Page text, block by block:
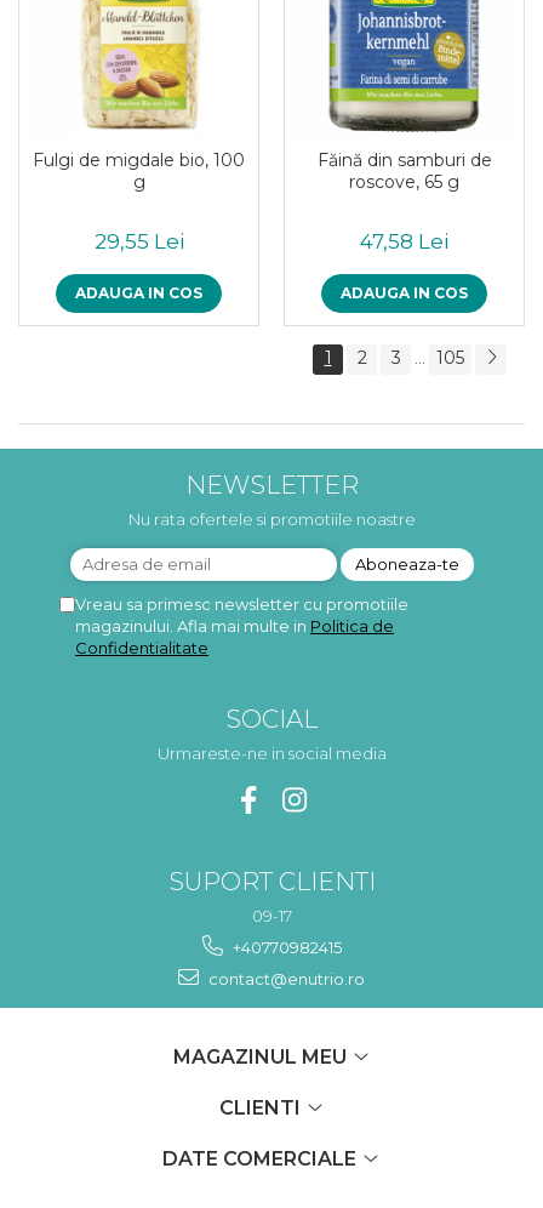
Fulgi de migdale bio, 100
g
29,55 Lei
ADAUGA IN COS
Făină din samburi de
roscove, 65 g
47,58 Lei
ADAUGA IN COS
1 2 3 ... 105
NEWSLETTER
Nu rata ofertele si promotiile noastre
Vreau sa primesc newsletter cu promotiile
magazinului. Afla mai multe in Politica de
Confidentialitate
SOCIAL
Urmareste-ne in social media
SUPORT CLIENTI
09-17
+40770982415
contact@enutrio.ro
MAGAZINUL MEU
CLIENTI
DATE COMERCIALE